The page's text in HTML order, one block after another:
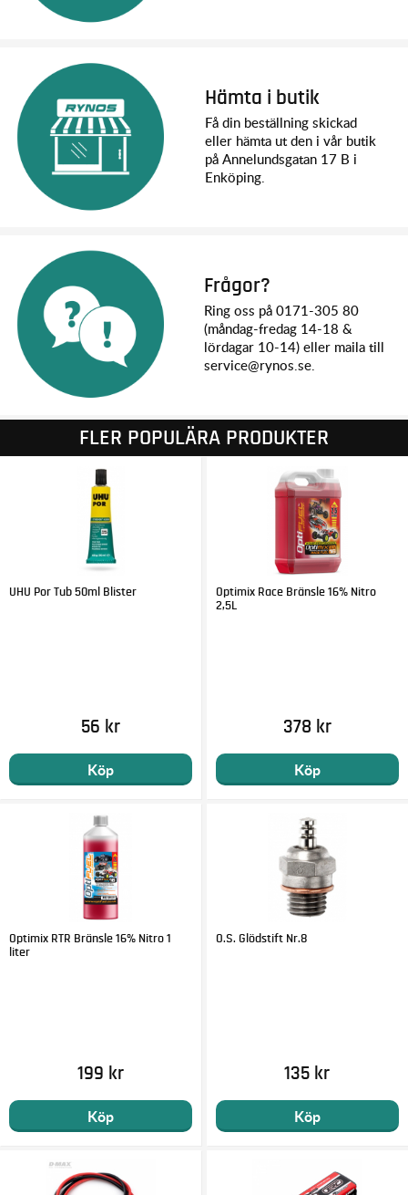
Hämta i butik
Få din beställning skickad
eller hämta ut den i vår butik
på Annelundsgatan 17 B i
Enköping.
Frågor?
Ring oss på 0171-305 80
(måndag-fredag 14-18 &
lördagar 10-14) eller maila till
service@rynos.se.
FLER POPULÄRA PRODUKTER
UHU Por Tub 50ml Blister
56 kr
Köp
Optimix Race Bränsle 16% Nitro
2,5L
378 kr
Köp
Optimix RTR Bränsle 16% Nitro 1
liter
199 kr
Köp
O.S. Glödstift Nr.8
135 kr
Köp